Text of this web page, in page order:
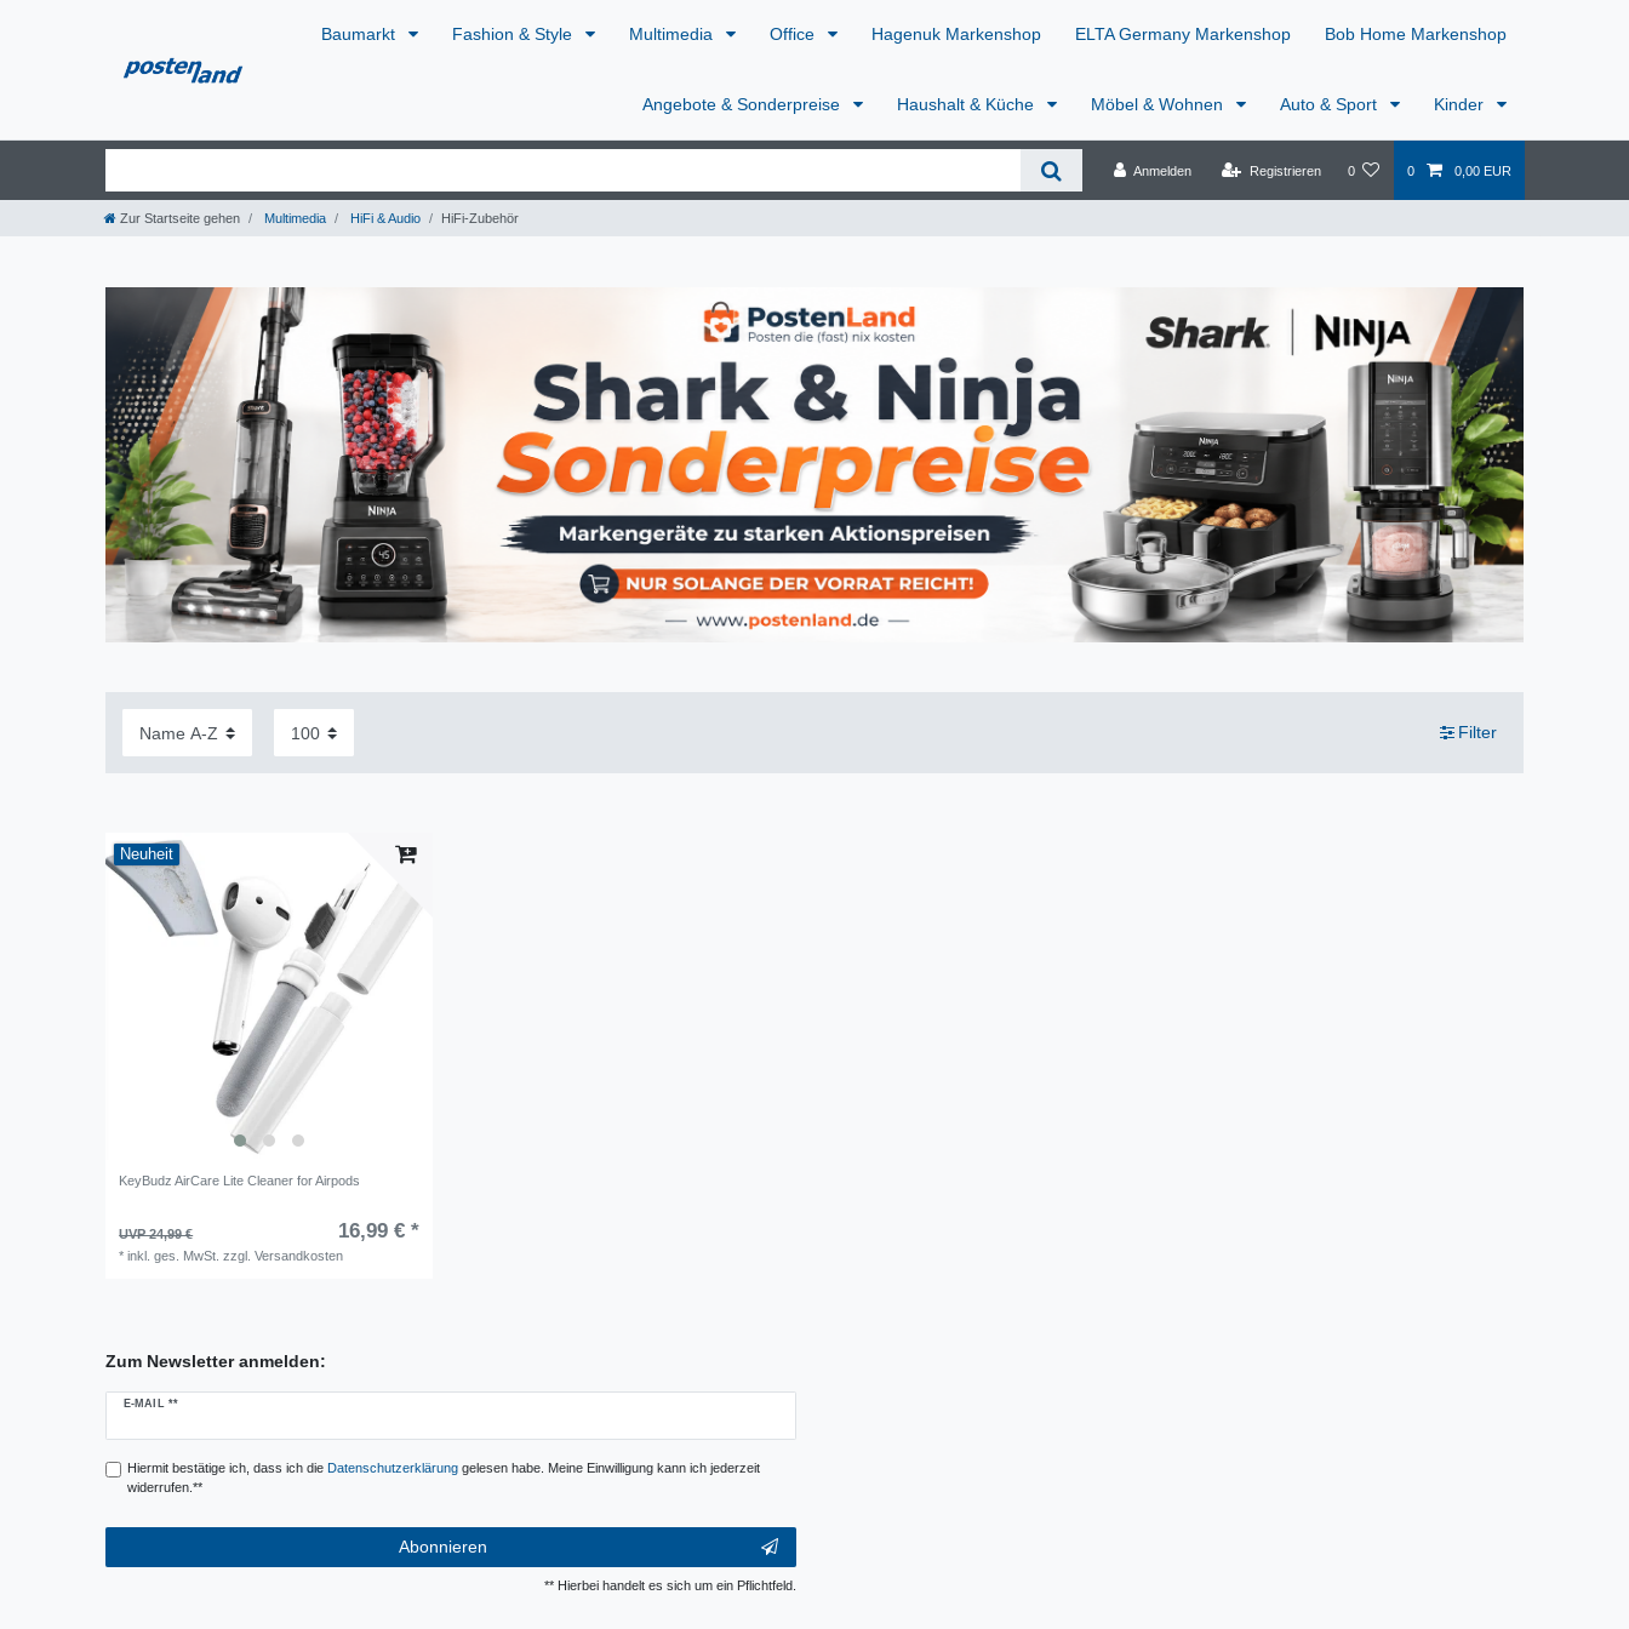
Baumarkt Fashion & Style Multimedia Office Hagenuk Markenshop ELTA Germany Markenshop Bob Home Markenshop
Angebote & Sonderpreise Haushalt & Küche Möbel & Wohnen Auto & Sport Kinder
Anmelden Registrieren 0 0 0,00 EUR
Zur Startseite gehen Multimedia HiFi & Audio HiFi-Zubehör
Filter
Neuheit
KeyBudz AirCare Lite Cleaner for Airpods
UVP 24,99 € 16,99 € *
*inkl. ges. MwSt. zzgl.Versandkosten
Zum Newsletter anmelden:
E-MAIL **
Newsletter
Hiermit bestätige ich, dass ich die Daten­schutz­erklärunggelesen habe. Meine Einwilligung kann ich jederzeit
widerrufen.**
Abonnieren
** Hierbei handelt es sich um ein Pflichtfeld.